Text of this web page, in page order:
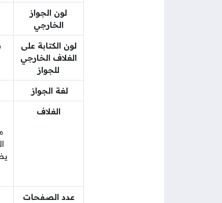
لون الجواز
الخارجي
لون الكتابة على
الغلاف الخارجي
للجواز
لغة الجواز
الغلاف
عدد الصفحات